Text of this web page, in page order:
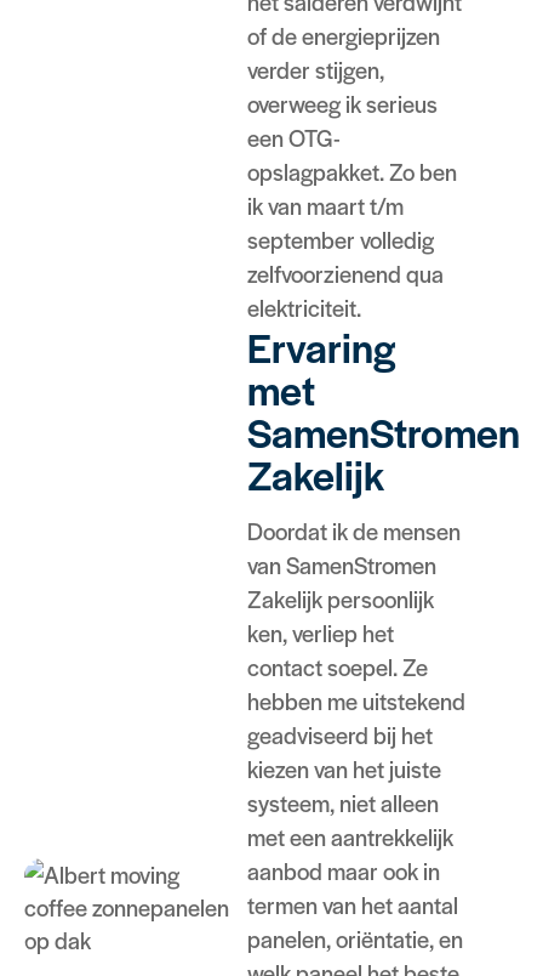
of de energieprijzen
verder stijgen,
overweeg ik serieus
een OTG-
opslagpakket. Zo ben
ik van maart t/m
september volledig
zelfvoorzienend qua
elektriciteit.
Ervaring
met
SamenStromen
Zakelijk
Doordat ik de mensen
van SamenStromen
Zakelijk persoonlijk
ken, verliep het
contact soepel. Ze
hebben me uitstekend
geadviseerd bij het
kiezen van het juiste
systeem, niet alleen
met een aantrekkelijk
aanbod maar ook in
termen van het aantal
panelen, oriëntatie, en